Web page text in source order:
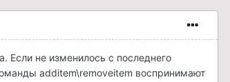
Если не изменилось с последнего
additem\removeitem воспринимают